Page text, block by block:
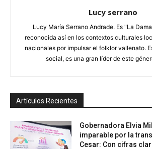
Lucy serrano
Lucy María Serrano Andrade. Es "La
reconocida así en los contextos culturales
nacionales por impulsar el folklor vallenato.
social, es una gran líder de este
Artículos Recientes
Gobernadora Elvia
imparable por la
Cesar: Con cifras